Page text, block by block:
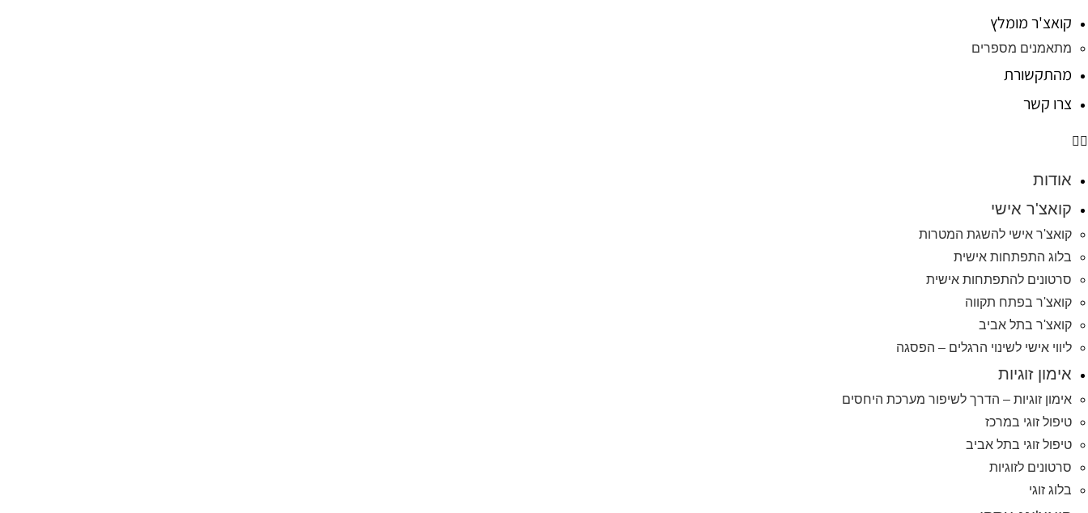
קואצ'ר מומלץ
מתאמנים מספרים
מהתקשורת
צרו קשר
אודות
קואצ'ר אישי
קואצ'ר אישי להשגת המטרות
בלוג התפתחות אישית
סרטונים להתפתחות אישית
קואצ'ר בפתח תקווה
קואצ'ר בתל אביב
ליווי אישי לשינוי הרגלים – הפסגה
אימון זוגיות
אימון זוגיות – הדרך לשיפור מערכת היחסים
טיפול זוגי במרכז
טיפול זוגי בתל אביב
סרטונים לזוגיות
בלוג זוגי